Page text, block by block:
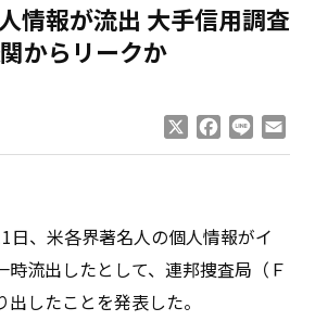
情報が流出 大手信用調査
からリークか
Facebook
Line
日、米各界著名人の個人情報がイ
時流出したとして、連邦捜査局（Ｆ
したことを発表した。